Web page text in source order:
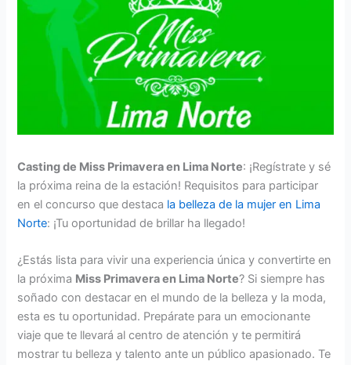
Casting de Miss Primavera en Lima Norte: ¡Regístrate y sé
la próxima reina de la estación! Requisitos para participar
en el concurso que destaca la belleza de la mujer en Lima
Norte: ¡Tu oportunidad de brillar ha llegado!
¿Estás lista para vivir una experiencia única y convertirte en
la próxima Miss Primavera en Lima Norte? Si siempre has
soñado con destacar en el mundo de la belleza y la moda,
esta es tu oportunidad. Prepárate para un emocionante
viaje que te llevará al centro de atención y te permitirá
mostrar tu belleza y talento ante un público apasionado. Te